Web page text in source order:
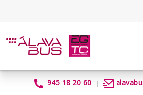
945 18 20 60 |